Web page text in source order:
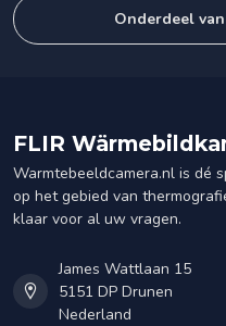
Onderdeel
FLIR
Warmtebeeldcamera.nl is dé
op het gebied van
klaar voor al uw vragen.
James Wattlaan 15
5151 DP Drunen
Nederland